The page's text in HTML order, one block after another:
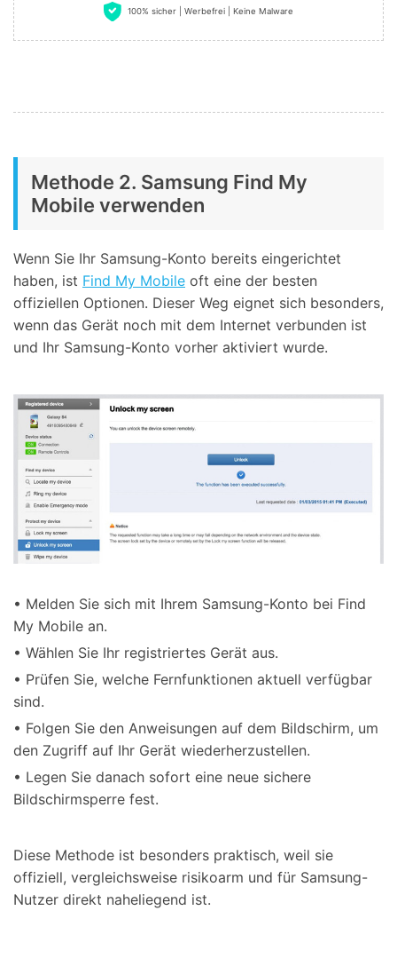
100% sicher | Werbefrei | Keine Malware
Methode 2. Samsung Find My
Mobile verwenden
Wenn Sie Ihr Samsung-Konto bereits eingerichtet
haben, ist Find My Mobile oft eine der besten
offiziellen Optionen. Dieser Weg eignet sich besonders,
wenn das Gerät noch mit dem Internet verbunden ist
und Ihr Samsung-Konto vorher aktiviert wurde.
• Melden Sie sich mit Ihrem Samsung-Konto bei Find
My Mobile an.
• Wählen Sie Ihr registriertes Gerät aus.
• Prüfen Sie, welche Fernfunktionen aktuell verfügbar
sind.
• Folgen Sie den Anweisungen auf dem Bildschirm, um
den Zugriff auf Ihr Gerät wiederherzustellen.
• Legen Sie danach sofort eine neue sichere
Bildschirmsperre fest.
Diese Methode ist besonders praktisch, weil sie
offiziell, vergleichsweise risikoarm und für Samsung-
Nutzer direkt naheliegend ist.